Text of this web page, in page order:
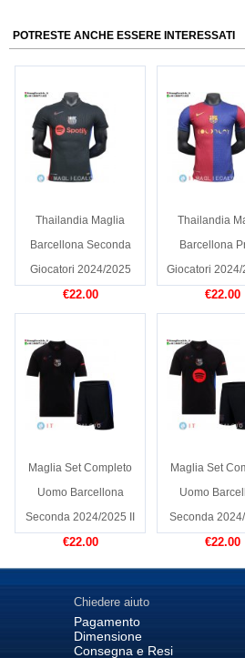
POTRESTE ANCHE ESSERE INTERESSATI
Thailandia Maglia
Barcellona Seconda
Giocatori 2024/2025
€22.00
Thailandia
Barcellona
Giocatori 2024/
€22.00
Maglia Set Completo
Uomo Barcellona
Seconda 2024/2025 II
€22.00
Maglia Set
Uomo
Seconda
€22.00
Chiedere aiuto
Pagamento
Dimensione
Consegna e Resi